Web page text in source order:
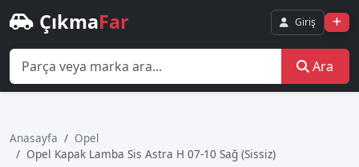
ÇıkmaFar Giriş
Ara
Anasayfa
Opel
Opel Kapak Lamba Sis Astra H 07-10 Sağ (Sissiz)